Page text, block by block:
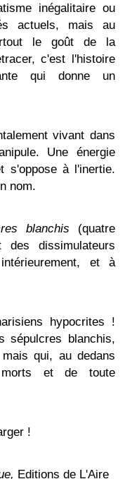
inégalitaire ou
actuels, mais au
le goût de la
c'est l'histoire
qui donne un
vivant dans
Une énergie
s'oppose à l'inertie.
nom.
blanchis (quatre
dissimulateurs
et à
hypocrites !
sépulcres blanchis,
qui, au dedans
morts et de toute
!
Editions de L'Aire